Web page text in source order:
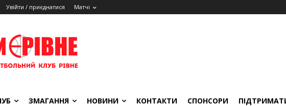
Увійти / приєднатися Матчі
ЗМАГАННЯ НОВИНИ КОНТАКТИ СПОНСОРИ